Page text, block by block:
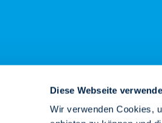
Diese Webseite
Wir verwenden Cookies,